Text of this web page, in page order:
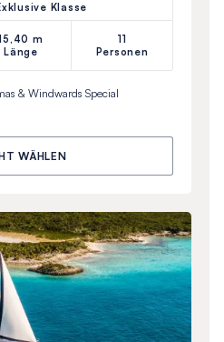
Klasse
m
Länge
11
Personen
& Windwards Special
WÄHLEN